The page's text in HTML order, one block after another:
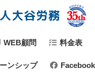
大谷労務
WEB顧問 料金表
ンシップ Facebook